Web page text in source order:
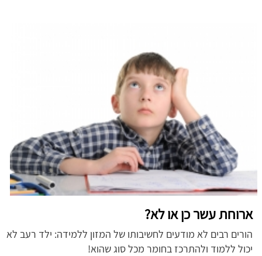
ארוחת עשר כן או לא?
הורים רבים לא מודעים לחשיבותו של המזון ללמידה: ילד רעב לא
יכול ללמוד ולהתרכז בחומר מכל סוג שהוא!